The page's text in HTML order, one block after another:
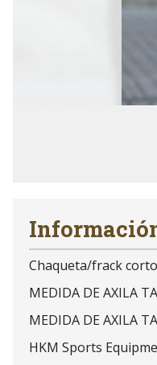
Chaqueta/frack
MEDIDA DE AXILA
MEDIDA DE AXILA
HKM Sports